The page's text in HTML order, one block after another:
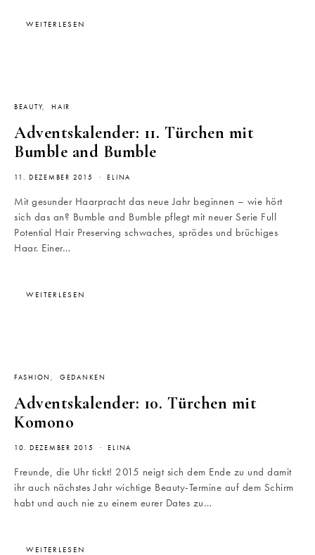
WEITERLESEN
BEAUTY HAIR
Adventskalender: 11. Türchen mit
Bumble and Bumble
11. DEZEMBER 2015 ELINA
Mit gesunder Haarpracht das neue Jahr beginnen – wie hört
sich das an? Bumble and Bumble pflegt mit neuer Serie Full
Potential Hair Preserving schwaches, sprödes und brüchiges
Haar. Einer…
WEITERLESEN
FASHION GEDANKEN
Adventskalender: 10. Türchen mit
Komono
10. DEZEMBER 2015 ELINA
Freunde, die Uhr tickt! 2015 neigt sich dem Ende zu und damit
ihr auch nächstes Jahr wichtige Beauty-Termine auf dem Schirm
habt und auch nie zu einem eurer Dates zu…
WEITERLESEN